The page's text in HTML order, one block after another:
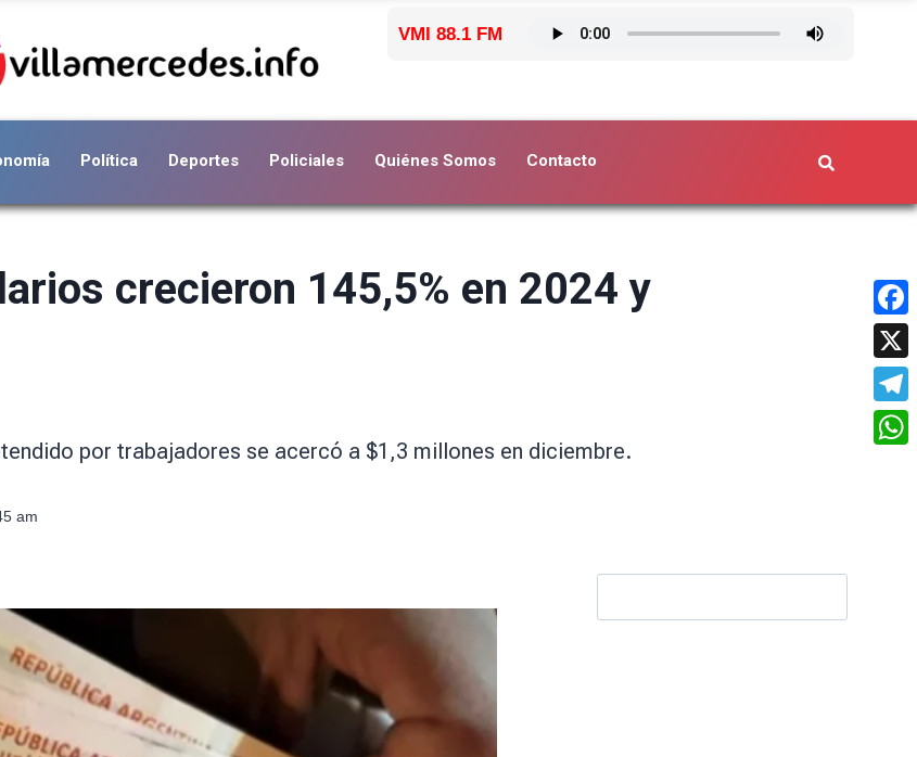
VMI 88.1 FM
Política Deportes Policiales Quiénes Somos Contacto
crecieron 145,5% en 2024 y
por trabajadores se acercó a $1,3 millones en diciembre.
am
X